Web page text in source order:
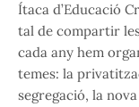
Ítaca d’Educació
tal de compartir
cada any hem
temes: la
segregació, la